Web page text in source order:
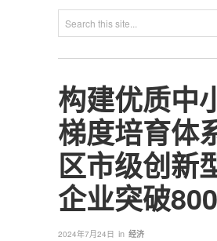
构建优质中
梯度培育体
区市级创新
企业突破
2024年7月24日 in 经济